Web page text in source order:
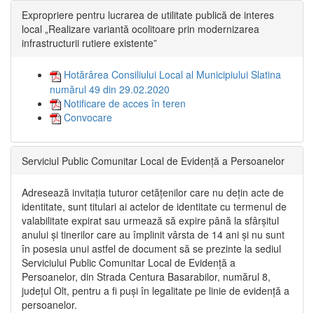
Expropriere pentru lucrarea de utilitate publică de interes
local „Realizare variantă ocolitoare prin modernizarea
infrastructurii rutiere existente”
Hotărârea Consiliului Local al Municipiului Slatina
numărul 49 din 29.02.2020
Notificare de acces în teren
Convocare
Serviciul Public Comunitar Local de Evidență a Persoanelor
Adresează invitația tuturor cetățenilor care nu dețin acte de
identitate, sunt titulari ai actelor de identitate cu termenul de
valabilitate expirat sau urmează să expire până la sfârșitul
anului și tinerilor care au împlinit vârsta de 14 ani și nu sunt
în posesia unui astfel de document să se prezinte la sediul
Serviciului Public Comunitar Local de Evidență a
Persoanelor, din Strada Centura Basarabilor, numărul 8,
județul Olt, pentru a fi puși în legalitate pe linie de evidență a
persoanelor.